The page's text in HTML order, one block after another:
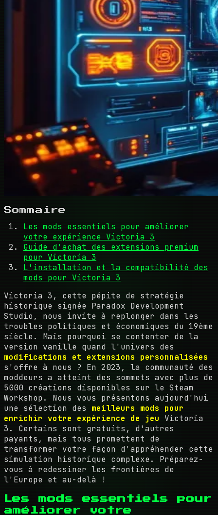
Sommaire
Les mods essentiels pour améliorer
votre expérience Victoria 3
Guide d'achat des extensions premium
pour Victoria 3
L'installation et la compatibilité des
mods pour Victoria 3
Victoria 3, cette pépite de stratégie
historique signée Paradox Development
Studio, nous invite à replonger dans les
troubles politiques et économiques du 19ème
siècle. Mais pourquoi se contenter de la
version vanille quand l'univers des
modifications et extensions personnalisées
s'offre à nous ? En 2023, la communauté des
moddeurs a atteint des sommets avec plus de
5000 créations disponibles sur le Steam
Workshop. Nous vous présentons aujourd'hui
une sélection des meilleurs mods pour
enrichir votre expérience de jeu Victoria
3. Certains sont gratuits, d'autres
payants, mais tous promettent de
transformer votre façon d'appréhender cette
simulation historique complexe. Préparez-
vous à redessiner les frontières de
l'Europe et au-delà !
Les mods essentiels pour
améliorer votre